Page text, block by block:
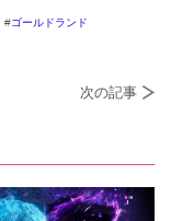
ゴールドランド
次の記事